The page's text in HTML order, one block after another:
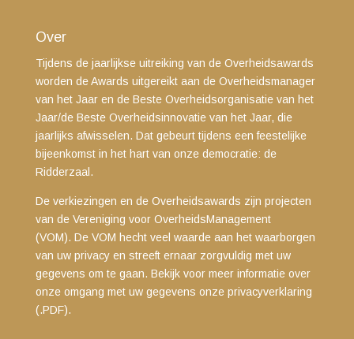
Over
Tijdens de jaarlijkse uitreiking van de Overheidsawards
worden de Awards uitgereikt aan de Overheidsmanager
van het Jaar en de Beste Overheidsorganisatie van het
Jaar/de Beste Overheidsinnovatie van het Jaar, die
jaarlijks afwisselen. Dat gebeurt tijdens een feestelijke
bijeenkomst in het hart van onze democratie: de
Ridderzaal.
De verkiezingen en de Overheidsawards zijn projecten
van de Vereniging voor OverheidsManagement
(VOM). De VOM hecht veel waarde aan het waarborgen
van uw privacy en streeft ernaar zorgvuldig met uw
gegevens om te gaan. Bekijk voor meer informatie over
onze omgang met uw gegevens onze privacyverklaring
(.PDF).